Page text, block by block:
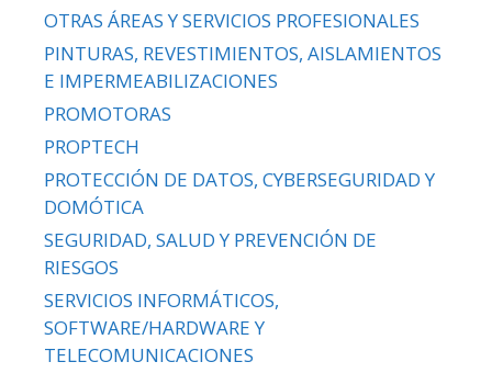
OTRAS ÁREAS Y SERVICIOS PROFESIONALES
PINTURAS, REVESTIMIENTOS, AISLAMIENTOS
E IMPERMEABILIZACIONES
PROMOTORAS
PROPTECH
PROTECCIÓN DE DATOS, CYBERSEGURIDAD Y
DOMÓTICA
SEGURIDAD, SALUD Y PREVENCIÓN DE
RIESGOS
SERVICIOS INFORMÁTICOS,
SOFTWARE/HARDWARE Y
TELECOMUNICACIONES